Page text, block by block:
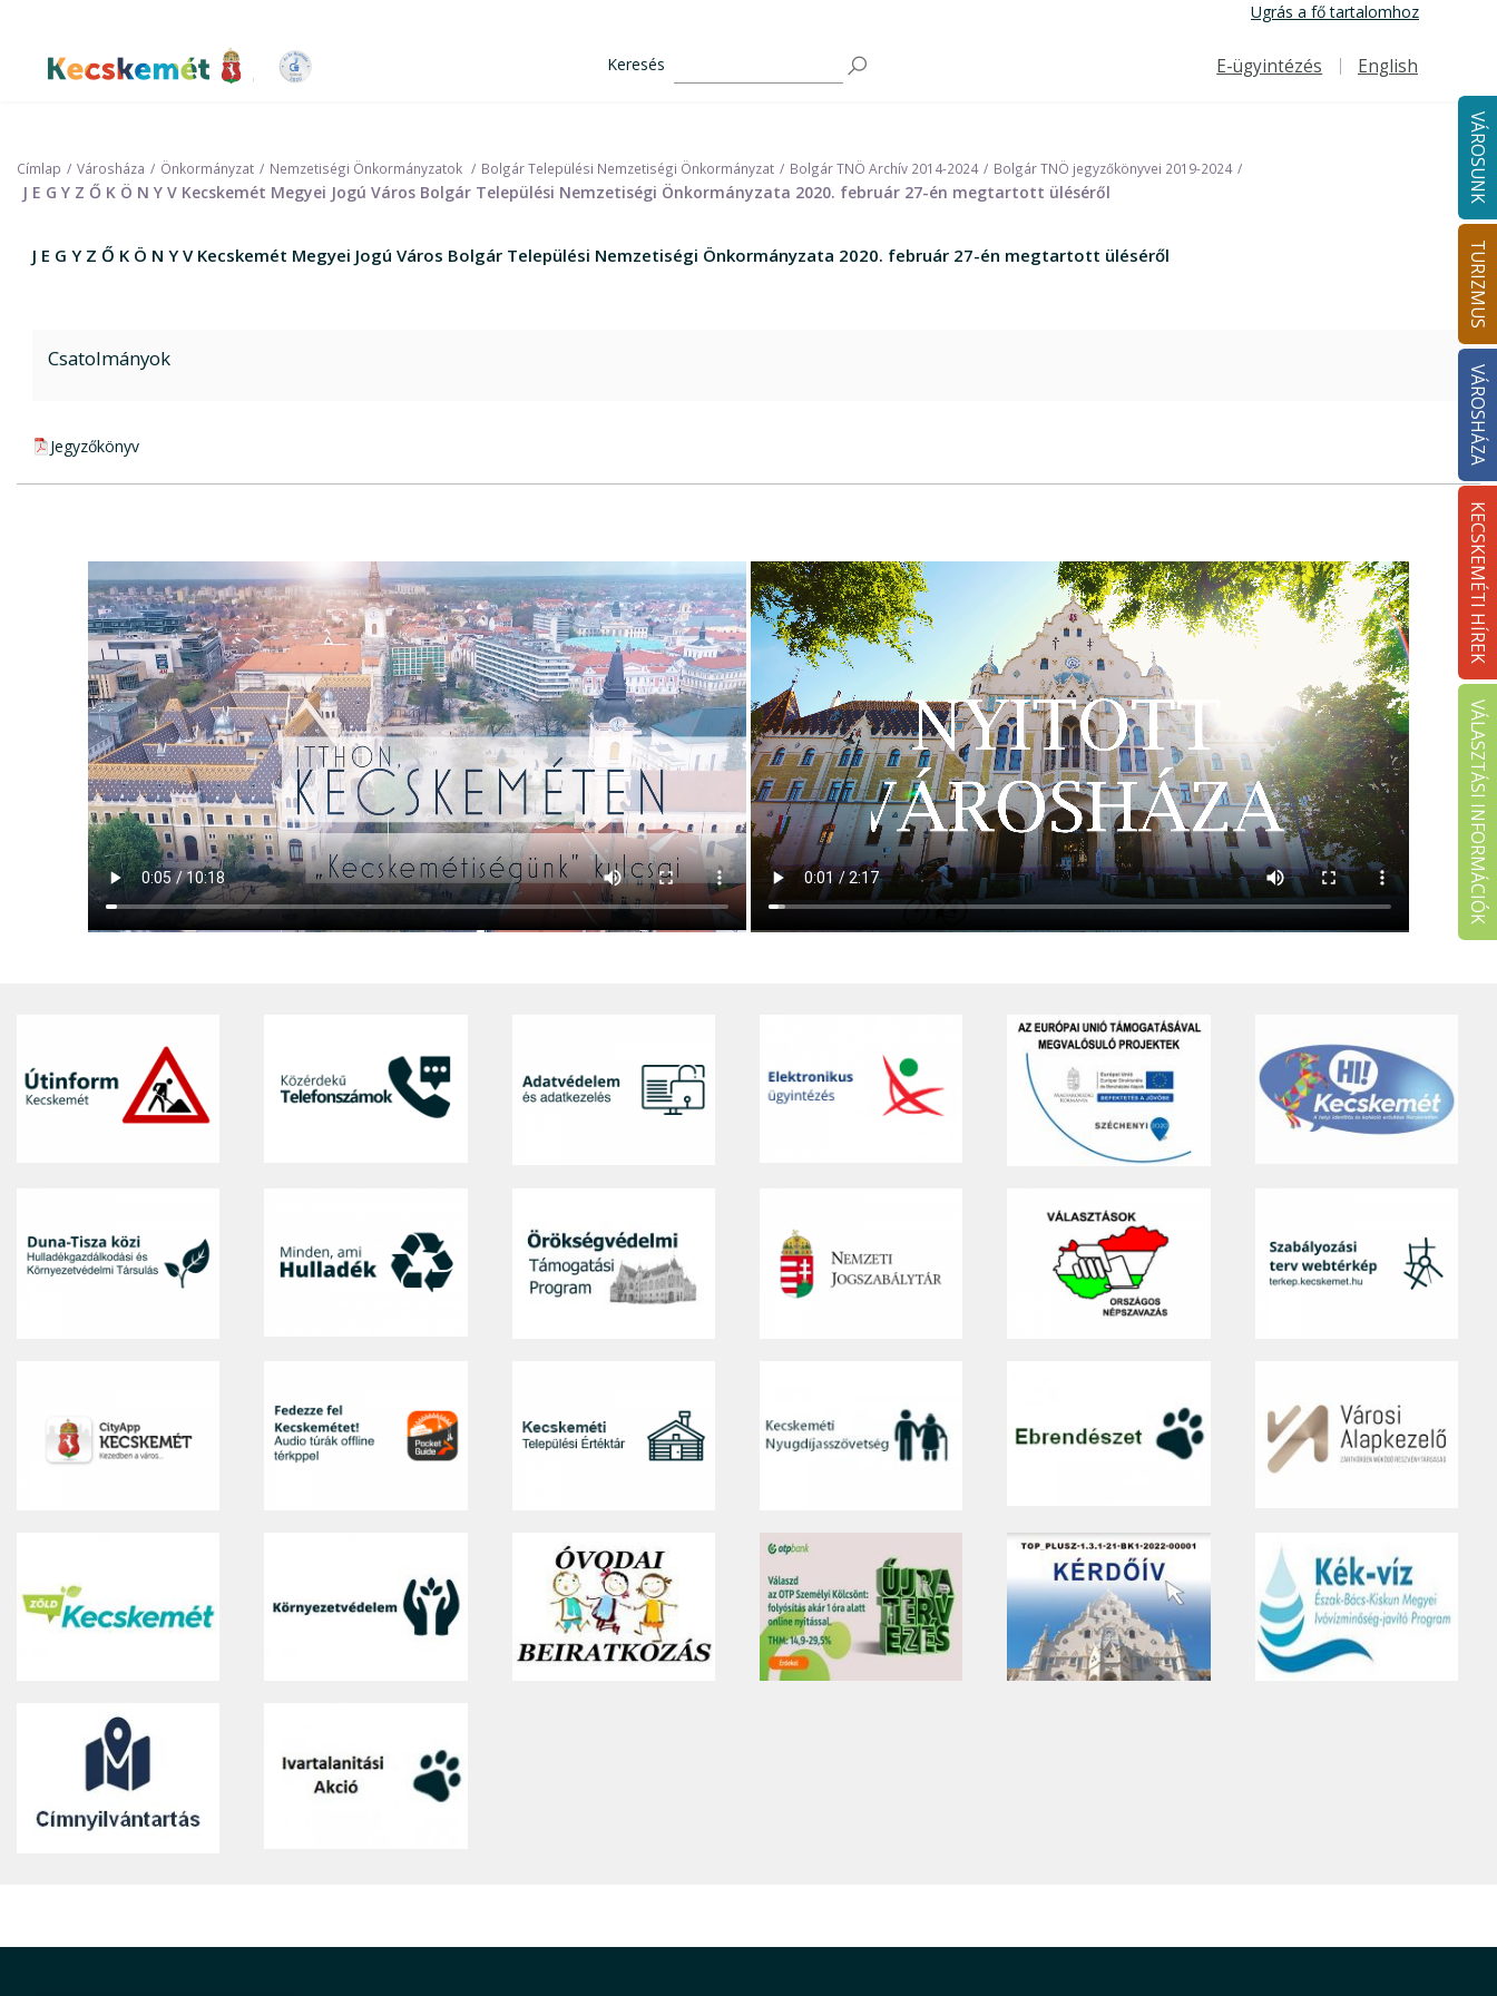
tartalomra
Ugrás a fő tartalomhoz
Kecskemét Város Honlapja
Keresés
Felső navigáció
E-ügyintézés English
VÁROSUNK
TURIZMUS
VÁROSHÁZA
KECSKEMÉTI HÍREK
VÁLASZTÁSI INFORMÁCIÓK
Címlap Városháza Önkormányzat Nemzetiségi Önkormányzatok Bolgár Települési Nemzetiségi Önkormányzat Bolgár TNÖ Archív 2014-2024 Bolgár TNÖ jegyzőkönyvei 2019-2024
J E G Y Z Ő K Ö N Y V Kecskemét Megyei Jogú Város Bolgár Települési Nemzetiségi Önkormányzata 2020. február 27-én megtartott üléséről
J E G Y Z Ő K Ö N Y V Kecskemét Megyei Jogú Város Bolgár Települési Nemzetiségi Önkormányzata 2020. február 27-én megtartott üléséről
Csatolmányok
pdf csatolmány:
Jegyzőkönyv